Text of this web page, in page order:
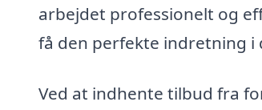
arbejdet professionelt og
få den perfekte indretning i
Ved at indhente tilbud fra